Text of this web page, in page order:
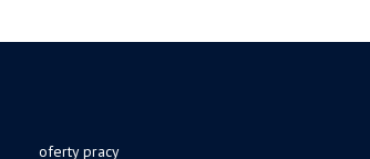
oferty pracy